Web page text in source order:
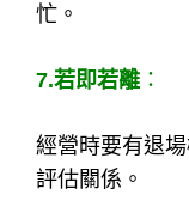
忙。
7.若即若離 ：
經營時要有退
評估關係。